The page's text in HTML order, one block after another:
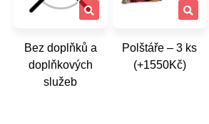
Bez doplňků a
doplňkových
služeb
Polštáře – 3 ks
(+1550Kč)